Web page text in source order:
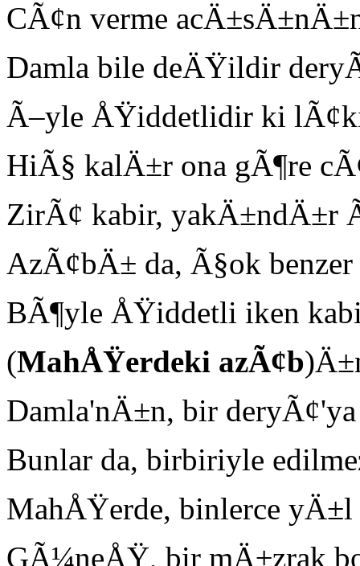
CÃ¢n verme
Damla bile deÄŸildir
Ã–yle ÅŸiddetlidir ki
HiÃ§ kalÄ±r ona gÃ¶re
ZirÃ¢ kabir, yakÄ±ndÄ±r
AzÃ¢bÄ± da, Ã§ok
BÃ¶yle ÅŸiddetli iken
(MahÅŸerdeki azÃ¢b
Damla'nÄ±n, bir
Bunlar da, birbiriyle
MahÅŸerde, binlerce
GÃ¼neÅŸ, bir mÄ±zrak